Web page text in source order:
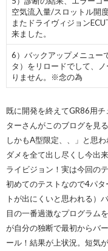
空気流入量/スロットル開
またドライヴィジョン
来ました。
6）バックアップメニュー
タ）をリロードでして、
りません。※念の為
既に開発を終えてGR86用
ターさんがこのブログを見
しかもA型限定、、」と思
ダメを全て出し尽くし今出
ライビジョン！実は今回の
初めてのテストなので4パ
トが出にくいと思われる）
目の一番過激なプログラム
が自分の独断で最初からバ
ール！結果が上状況。短気